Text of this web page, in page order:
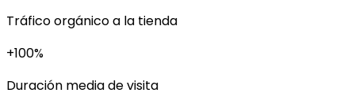
Tráfico orgánico a la tienda
+100%
Duración media de visita